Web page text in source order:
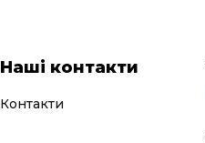
Наші контакти
Контакти